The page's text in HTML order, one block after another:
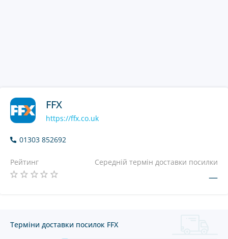
FFX
https://ffx.co.uk
01303 852692
Рейтинг Середній термін доставки посилки
—
Терміни доставки посилок FFX